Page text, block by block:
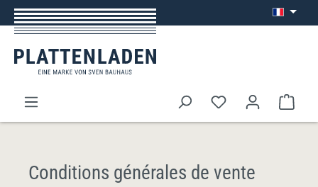
Passer au contenu principal
Le
Conditions générales de vente